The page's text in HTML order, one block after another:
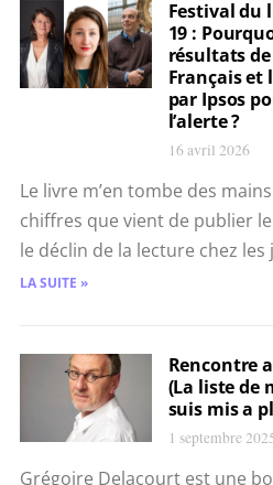
Festival du
19 :
résultats de
Français et
par Ipsos
l’alerte ?
16 avril 2026
Le livre m’en tombe des
chiffres que vient de publier
le déclin de la lecture chez les
LA SUITE »
Rencontre
(La liste de
suis mis a
1 septembre
Grégoire Delacourt est une